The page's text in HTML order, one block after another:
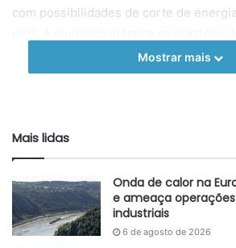
com possibilidades de corte de
consequências para a segurança e o
abastecimento, pressionando preços
Etiquetas gás natural matriz energética
Mostrar mais
Mais lidas
Onda de calor na
e ameaça
industriais
6 de agosto de 2026